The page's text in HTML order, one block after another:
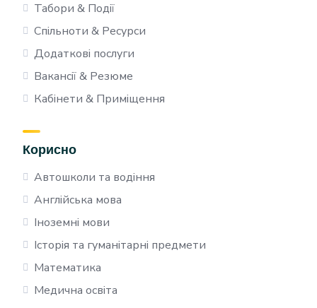
Табори & Події
Спільноти & Ресурси
Додаткові послуги
Вакансії & Резюме
Кабінети & Приміщення
Корисно
Автошколи та водіння
Англійська мова
Іноземні мови
Історія та гуманітарні предмети
Математика
Медична освіта